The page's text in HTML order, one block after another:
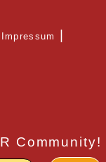
Impressum
Community!